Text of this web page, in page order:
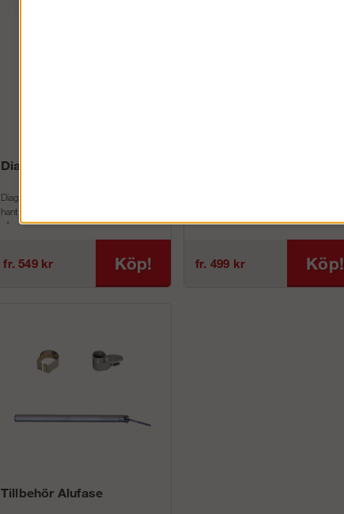
Diagonalstag
Diagonalstag till Alufase rull- och
hantverkarställningarDiagonalstag till
våra olika modeller av rullställningar
fr. 549 kr Köp!
våra olika modeller av rullställningar
fr. 499 kr Köp!
Tillbehör Alufase